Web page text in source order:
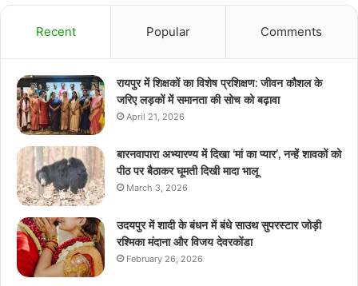
Recent Popular Comments
रायपुर में शिक्षकों का विशेष प्रशिक्षण: जीवन कौशल के
जरिए लड़कों में समानता की सोच को बढ़ावा
April 21, 2026
बारनवापारा अभ्यारण्य में दिखा ‘मां का प्यार’, नन्हें शावकों को
पीठ पर बैठाकर घूमती दिखी मादा भालू
March 3, 2026
उदयपुर में शादी के बंधन में बंधे साउथ सुपरस्टार जोड़ी
रश्मिका मंदाना और विजय देवरकोंडा
February 26, 2026